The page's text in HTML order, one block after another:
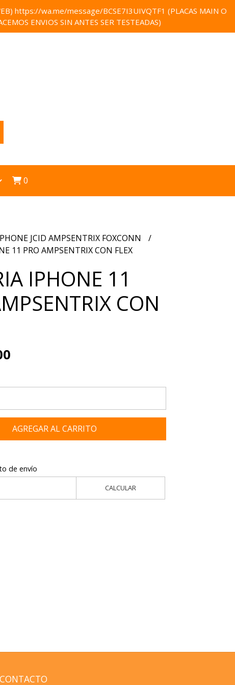
https://wa.me/message/BCSE7I3UIVQTF1 (PLACAS MAIN O
ENVIOS SIN ANTES SER TESTEADAS)
0
JCID AMPSENTRIX FOXCONN
11 PRO AMPSENTRIX CON FLEX
IPHONE 11
CON
AGREGAR AL CARRITO
de envío
CALCULAR
CONTACTO